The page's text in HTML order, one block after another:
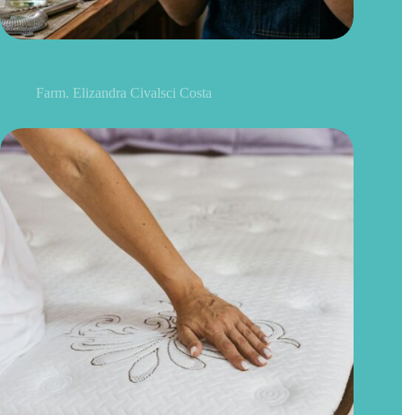
Farm. Elizandra Civalsci Costa